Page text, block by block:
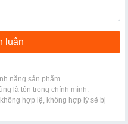
năng sản phẩm.
là tôn trọng chính mình.
hợp lệ, không hợp lý sẽ bị